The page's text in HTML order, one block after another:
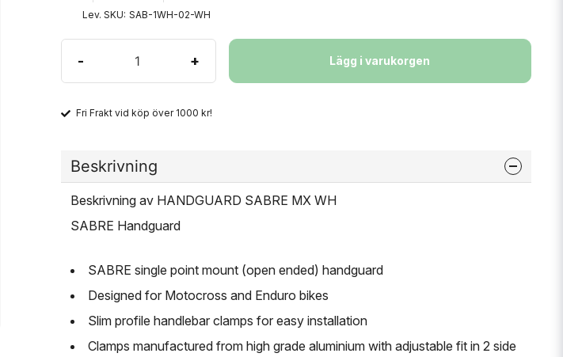
Lev. SKU: SAB-1WH-02-WH
- + Lägg i varukorgen
Fri Frakt vid köp över 1000 kr!
Beskrivning
Beskrivning av HANDGUARD SABRE MX WH
SABRE Handguard
SABRE single point mount (open ended) handguard
Designed for Motocross and Enduro bikes
Slim profile handlebar clamps for easy installation
Clamps manufactured from high grade aluminium with adjustable fit in 2 side